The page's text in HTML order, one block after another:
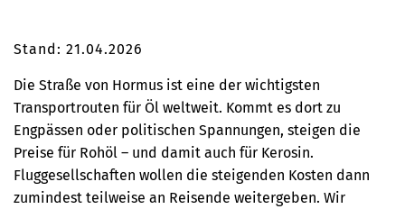
Stand: 21.04.2026
Die Straße von Hormus ist eine der wichtigsten
Transportrouten für Öl weltweit. Kommt es dort zu
Engpässen oder politischen Spannungen, steigen die
Preise für Rohöl – und damit auch für Kerosin.
Fluggesellschaften wollen die steigenden Kosten dann
zumindest teilweise an Reisende weitergeben. Wir